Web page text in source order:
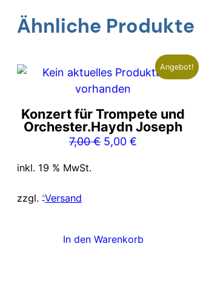
Ähnliche Produkte
Angebot!
Konzert für Trompete und
Orchester.Haydn Joseph
7,00€ Ursprünglicher
5,00 €
inkl. 19 % MwSt.
zzgl. Versand
In den Warenkorb